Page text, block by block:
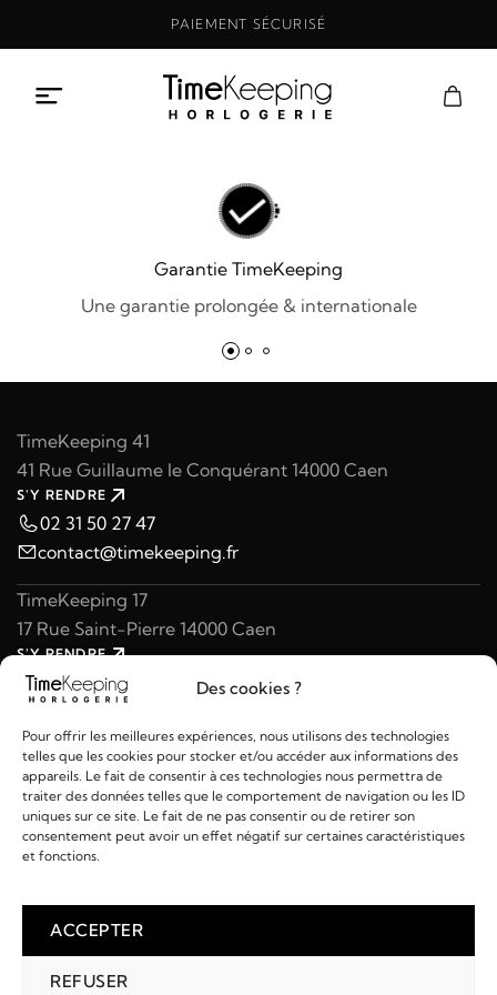
Des cookies ?
Pour offrir les meilleures expériences, nous utilisons des technologies
telles que les cookies pour stocker et/ou accéder aux informations des
appareils. Le fait de consentir à ces technologies nous permettra de
traiter des données telles que le comportement de navigation ou les ID
uniques sur ce site. Le fait de ne pas consentir ou de retirer son
consentement peut avoir un effet négatif sur certaines caractéristiques
et fonctions.
ACCEPTER
REFUSER
PAIEMENT SÉCURISÉ
Garantie TimeKeeping
Une garantie prolongée & internationale
TimeKeeping 41
41 Rue Guillaume le Conquérant 14000 Caen
S'Y RENDRE
02 31 50 27 47
contact@timekeeping.fr
TimeKeeping 17
17 Rue Saint-Pierre 14000 Caen
S'Y RENDRE
02 31 47 49 97
contact@timekeeping.fr
Liens utiles
2026 © TIMEKEEPING - Réalisé par